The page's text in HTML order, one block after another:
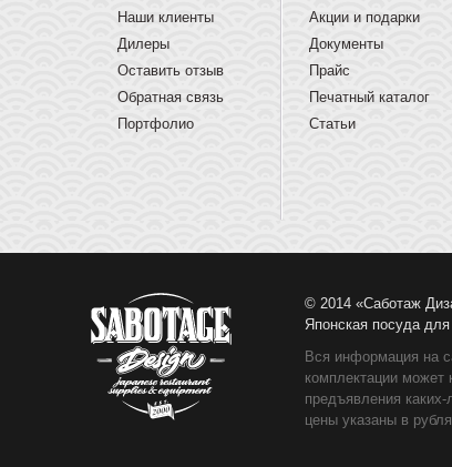
Наши клиенты
Дилеры
Оставить отзыв
Обратная связь
Портфолио
Акции и подарки
Документы
Прайс
Печатный каталог
Статьи
© 2014 «Саботаж
Японская посуда
Вся информация на
комплектации может
предъявления
цены указаны в